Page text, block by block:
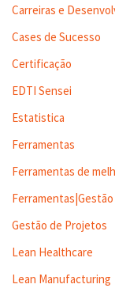
Carreiras e
Cases de Sucesso
Certificação
EDTI Sensei
Estatistica
Ferramentas
Ferramentas de
Gestão de Projetos
Lean Healthcare
Lean Manufacturing